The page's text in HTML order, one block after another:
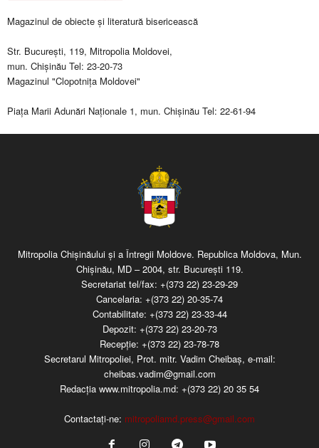
Magazinul de obiecte şi literatură bisericească
Str. Bucureşti, 119, Mitropolia Moldovei,
mun. Chişinău Tel: 23-20-73
Magazinul "Clopotniţa Moldovei"
Piaţa Marii Adunări Naţionale 1, mun. Chişinău Tel: 22-61-94
Mitropolia Chişinăului şi a Întregii Moldove. Republica Moldova, Mun.
Chişinău, MD – 2004, str. Bucureşti 119.
Secretariat tel/fax: +(373 22) 23-29-29
Cancelaria: +(373 22) 20-35-74
Contabilitate: +(373 22) 23-33-44
Depozit: +(373 22) 23-20-73
Recepţie: +(373 22) 23-78-78
Secretarul Mitropoliei, Prot. mitr. Vadim Cheibaş, e-mail:
cheibas.vadim@gmail.com
Redacția www.mitropolia.md: +(373 22) 20 35 54
Contactați-ne: mitropoliamd.press@gmail.com